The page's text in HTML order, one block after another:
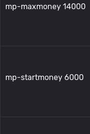
mp-maxmoney 14000
mp-startmoney 6000